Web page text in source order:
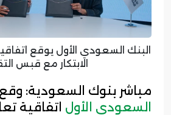
البنك السعودي الأول يوقع
الابتكار مع قبس
مباشر بنوك السعودية: وقع
السعودي الأول اتفاقية